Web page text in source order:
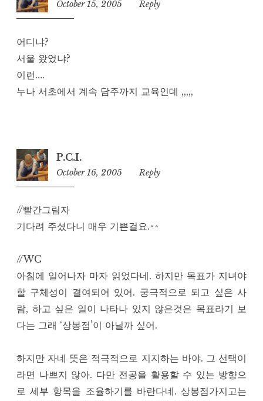
October 15, 2005
4:19
Reply
어디냐?
서울 왔었냐?
이런….
누나 서초에서 계속 담주까지 교육인데 ,,,,,
P.C.I.
October 16, 2005
12:05
Reply
//빨간그림자
기다려 주셨다니 매우 기쁜걸요.^^
//WC
아침에 일어나자 마자 읽었다네. 하지만 목표가 지녀야
할 구체성이 결여되어 있어. 궁극적으로 되고 싶은 사
람, 하고 싶은 일이 나타나 있지 않은것은 목표라기 보
다는 그래 ‘상봉점’이 아닐까 싶어.
하지만 자네 뜻은 적극적으로 지지하는 바야. 그 선택이
라면 나쁘지 않아. 다만 전공을 활용할 수 있는 방향으
로 세부 항목을 조율하기를 바란다네. 상봉점가지고는